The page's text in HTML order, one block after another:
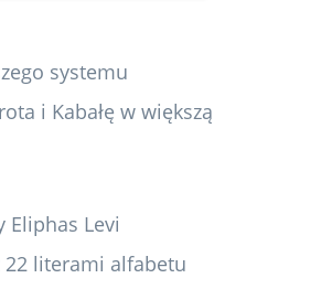
systemu
i Kabałę w większą
Eliphas Levi
22 literami alfabetu